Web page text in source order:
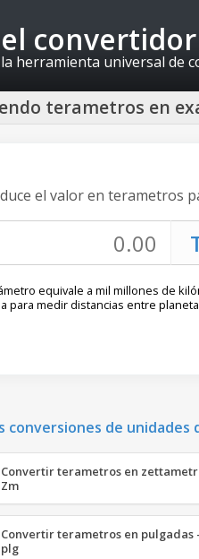
el convertidor
la herramienta universal de
terametros en
el valor en terametros
equivale a mil millones de
para medir distancias entre
conversiones de unidades
Convertir terametros en
Zm
Convertir terametros en pulgadas
plg